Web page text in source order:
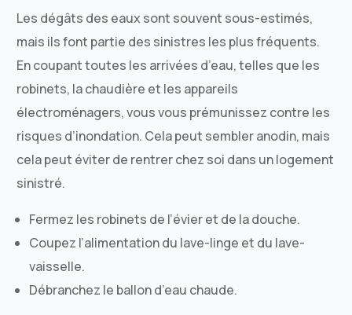
Les dégâts des eaux sont souvent sous-estimés,
mais ils font partie des sinistres les plus fréquents.
En coupant toutes les arrivées d’eau, telles que les
robinets, la chaudière et les appareils
électroménagers, vous vous prémunissez contre les
risques d’inondation. Cela peut sembler anodin, mais
cela peut éviter de rentrer chez soi dans un logement
sinistré.
Fermez les robinets de l’évier et de la douche.
Coupez l’alimentation du lave-linge et du lave-
vaisselle.
Débranchez le ballon d’eau chaude.